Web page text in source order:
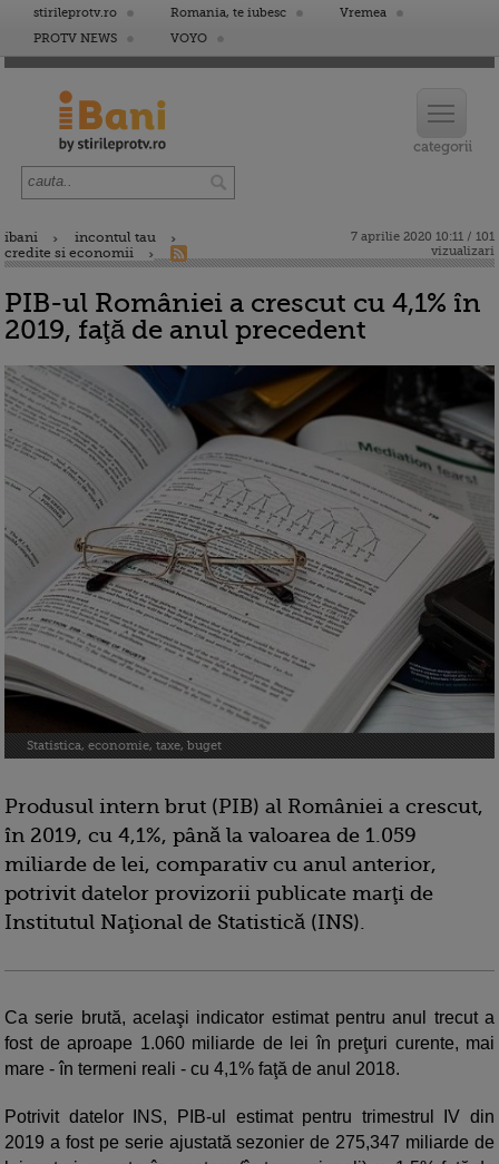
stirileprotv.ro Romania, te iubesc
Vremea
PROTV NEWS
VOYO
ibani
incontul tau
credite si economii
7 aprilie 2020 10:11 / 101
vizualizari
PIB-ul României a crescut cu 4,1% în
2019, faţă de anul precedent
Statistica, economie, taxe, buget
Produsul intern brut (PIB) al României a crescut,
în 2019, cu 4,1%, până la valoarea de 1.059
miliarde de lei, comparativ cu anul anterior,
potrivit datelor provizorii publicate marţi de
Institutul Naţional de Statistică (INS).
Ca serie brută, acelaşi indicator estimat pentru anul trecut a
fost de aproape 1.060 miliarde de lei în preţuri curente, mai
mare - în termeni reali - cu 4,1% faţă de anul 2018.
Potrivit datelor INS, PIB-ul estimat pentru trimestrul IV din
2019 a fost pe serie ajustată sezonier de 275,347 miliarde de